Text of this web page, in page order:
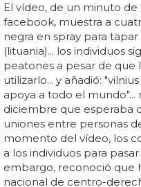
El vídeo, de un minuto
facebook, muestra a
negra en spray para
(lituania)... los individuos
peatones a pesar de
utilizarlo... y añadió:
apoya a todo el mundo"...
diciembre que esperaba
uniones entre personas
momento del vídeo, los
a los individuos para
embargo, reconoció que
nacional de centro-